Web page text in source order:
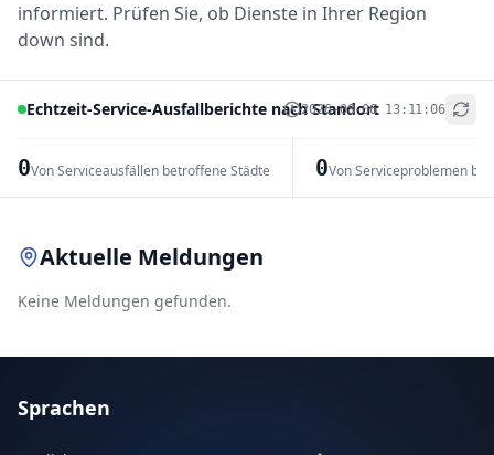
informiert. Prüfen Sie, ob Dienste in Ihrer Region
down sind.
Echtzeit-Service-Ausfallberichte nach Standort
2026-08-06 13:11:06
0Von Serviceausfällen betroffene Städte 0Von Serviceproblemen
+
Aktuelle Meldungen
Keine Meldungen gefunden.
Sprachen